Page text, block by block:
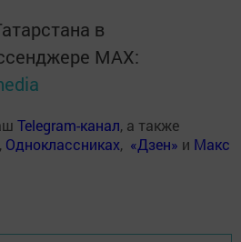
в
MАХ:
Telegram-канал, а также
, Одноклассниках, «Дзен» и Макс